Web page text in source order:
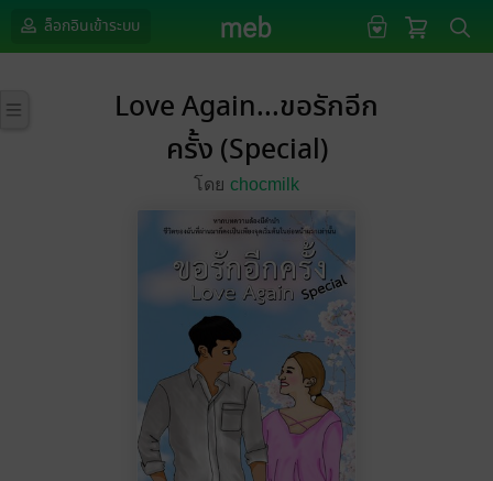
ล็อกอินเข้าระบบ
Love Again...ขอรักอีก
ครั้ง (Special)
โดย chocmilk